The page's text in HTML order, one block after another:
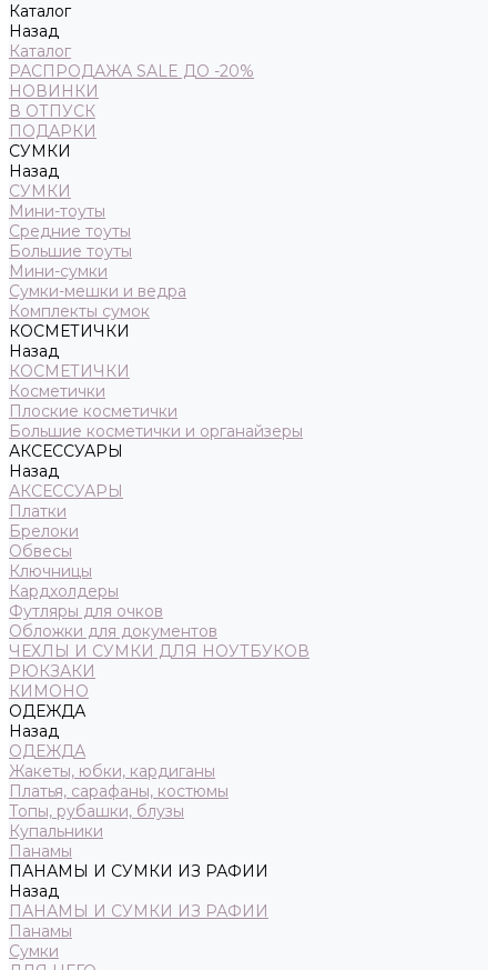
Каталог
Назад
Каталог
РАСПРОДАЖА SALE ДО -20%
НОВИНКИ
В ОТПУСК
ПОДАРКИ
СУМКИ
Назад
СУМКИ
Мини-тоуты
Средние тоуты
Большие тоуты
Мини-сумки
Сумки-мешки и ведра
Комплекты сумок
КОСМЕТИЧКИ
Назад
КОСМЕТИЧКИ
Косметички
Плоские косметички
Большие косметички и органайзеры
АКСЕССУАРЫ
Назад
АКСЕССУАРЫ
Платки
Брелоки
Обвесы
Ключницы
Кардхолдеры
Футляры для очков
Обложки для документов
ЧЕХЛЫ И СУМКИ ДЛЯ НОУТБУКОВ
РЮКЗАКИ
КИМОНО
ОДЕЖДА
Назад
ОДЕЖДА
Жакеты, юбки, кардиганы
Платья, сарафаны, костюмы
Топы, рубашки, блузы
Купальники
Панамы
ПАНАМЫ И СУМКИ ИЗ РАФИИ
Назад
ПАНАМЫ И СУМКИ ИЗ РАФИИ
Панамы
Сумки